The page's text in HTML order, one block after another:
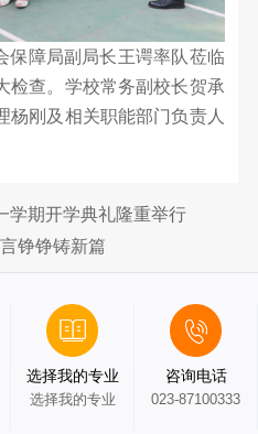
保障局副局长王谔率队莅临
检查。学校常务副校长贺承
杨刚及相关职能部门负责人
学期开学典礼隆重举行
铮铮铸新篇
选择我的专业
选择我的专业
咨询电话
023-87100333